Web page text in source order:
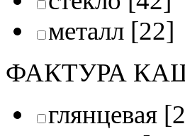
металл [22]
ФАКТУРА
глянцевая